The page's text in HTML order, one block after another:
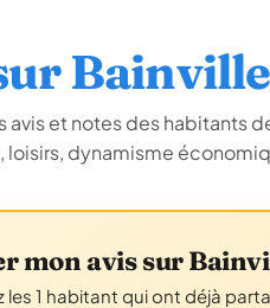
avis et notes des habitants
loisirs, dynamisme
mon avis sur
les 1 habitant qui ont déjà